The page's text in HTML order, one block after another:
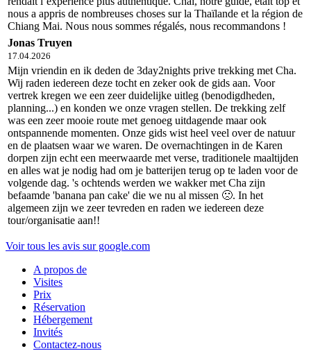
nous a appris de nombreuses choses sur la Thaïlande et la région de
Chiang Mai. Nous nous sommes régalés, nous recommandons !
Jonas Truyen
17.04.2026
Mijn vriendin en ik deden de 3day2nights prive trekking met Cha.
Wij raden iedereen deze tocht en zeker ook de gids aan. Voor
vertrek kregen we een zeer duidelijke uitleg (benodigdheden,
planning...) en konden we onze vragen stellen. De trekking zelf
was een zeer mooie route met genoeg uitdagende maar ook
ontspannende momenten. Onze gids wist heel veel over de natuur
en de plaatsen waar we waren. De overnachtingen in de Karen
dorpen zijn echt een meerwaarde met verse, traditionele maaltijden
en alles wat je nodig had om je batterijen terug op te laden voor de
volgende dag. 's ochtends werden we wakker met Cha zijn
befaamde 'banana pan cake' die we nu al missen 🙁. In het
algemeen zijn we zeer tevreden en raden we iedereen deze
tour/organisatie aan!!
Voir tous les avis sur google.com
A propos de
Visites
Prix
Réservation
Hébergement
Invités
Contactez-nous